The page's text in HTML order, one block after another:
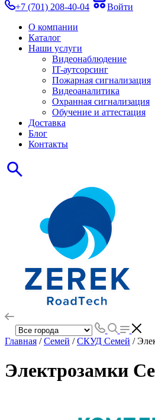
+7 (701) 208-40-04
Войти
О компании
Каталог
Наши услуги
Видеонаблюдение
IT-аутсорсинг
Пожарная сигнализация
Видеоаналитика
Охранная сигнализация
Обучение и аттестация
Доставка
Блог
Контакты
Главная /Семей /СКУД Семей /
Электрозамки